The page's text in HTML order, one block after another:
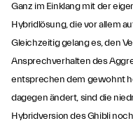
Ganz im Einklang mit der
Hybridlösung, die vor allem
Gleichzeitig gelang es, den
Ansprechverhalten des
entsprechen dem gewohnt
dagegen ändert, sind die
Hybridversion des Ghibli